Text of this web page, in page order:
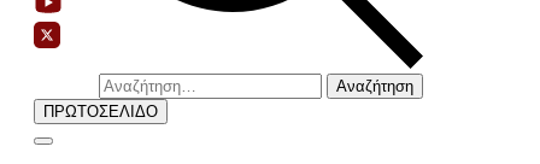
Αναζήτηση
για:
ΠΡΩΤΟΣΕΛΙΔΟ